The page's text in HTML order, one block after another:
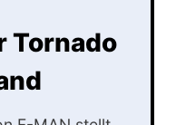
Tornado